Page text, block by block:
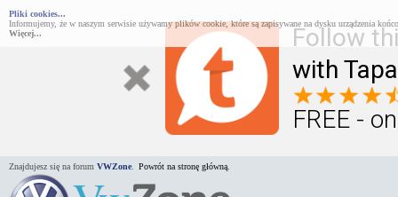
Follow
with
FREE -
Pliki cookies...
Informujemy, że w naszym serwisie używamy plików cookie, które są zapisywane na dysku urządzenia
Więcej...
Znajdujesz się na forum VWZone Powrót na stronę główną.